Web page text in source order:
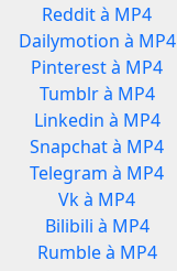
Reddit à MP4
Dailymotion à MP4
Pinterest à MP4
Tumblr à MP4
Linkedin à MP4
Snapchat à MP4
Telegram à MP4
Vk à MP4
Bilibili à MP4
Rumble à MP4